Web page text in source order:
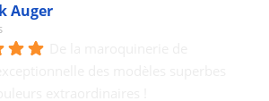
Auger